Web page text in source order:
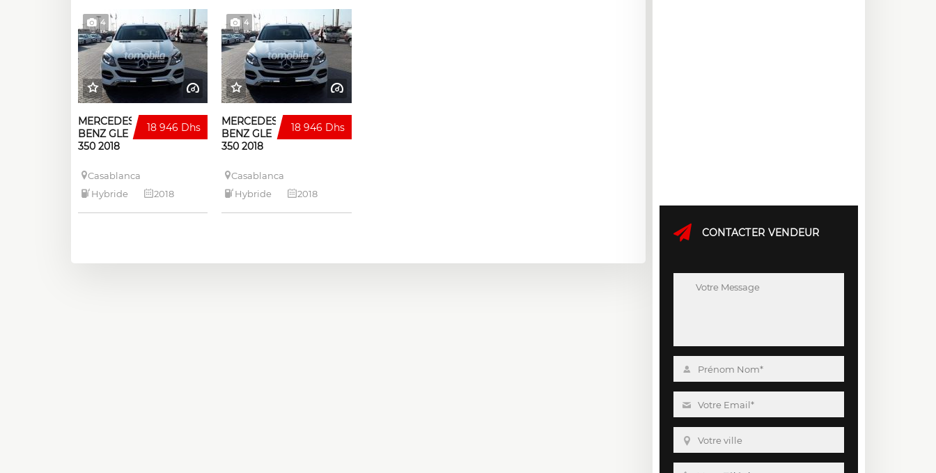
4
18 946 Dhs
MERCEDES-
BENZ GLE
350 2018
Casablanca
Hybride
2018
4
18 946 Dhs
MERCEDES-
BENZ GLE
350 2018
Casablanca
Hybride
2018
CONTACTER VENDEUR